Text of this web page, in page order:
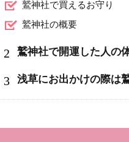
鷲神社で買えるお守り
鷲神社の概要
2 鷲神社で開運した人の
3 浅草にお出かけの際は